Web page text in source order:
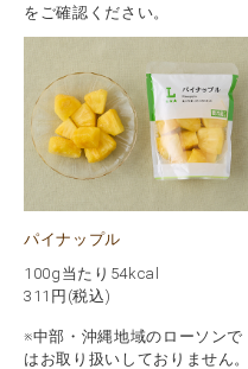
をご確認ください。
パイナップル
100g当たり54kcal
311 円(税込)
※中部・沖縄地域のローソンで
はお取り扱いしておりません。